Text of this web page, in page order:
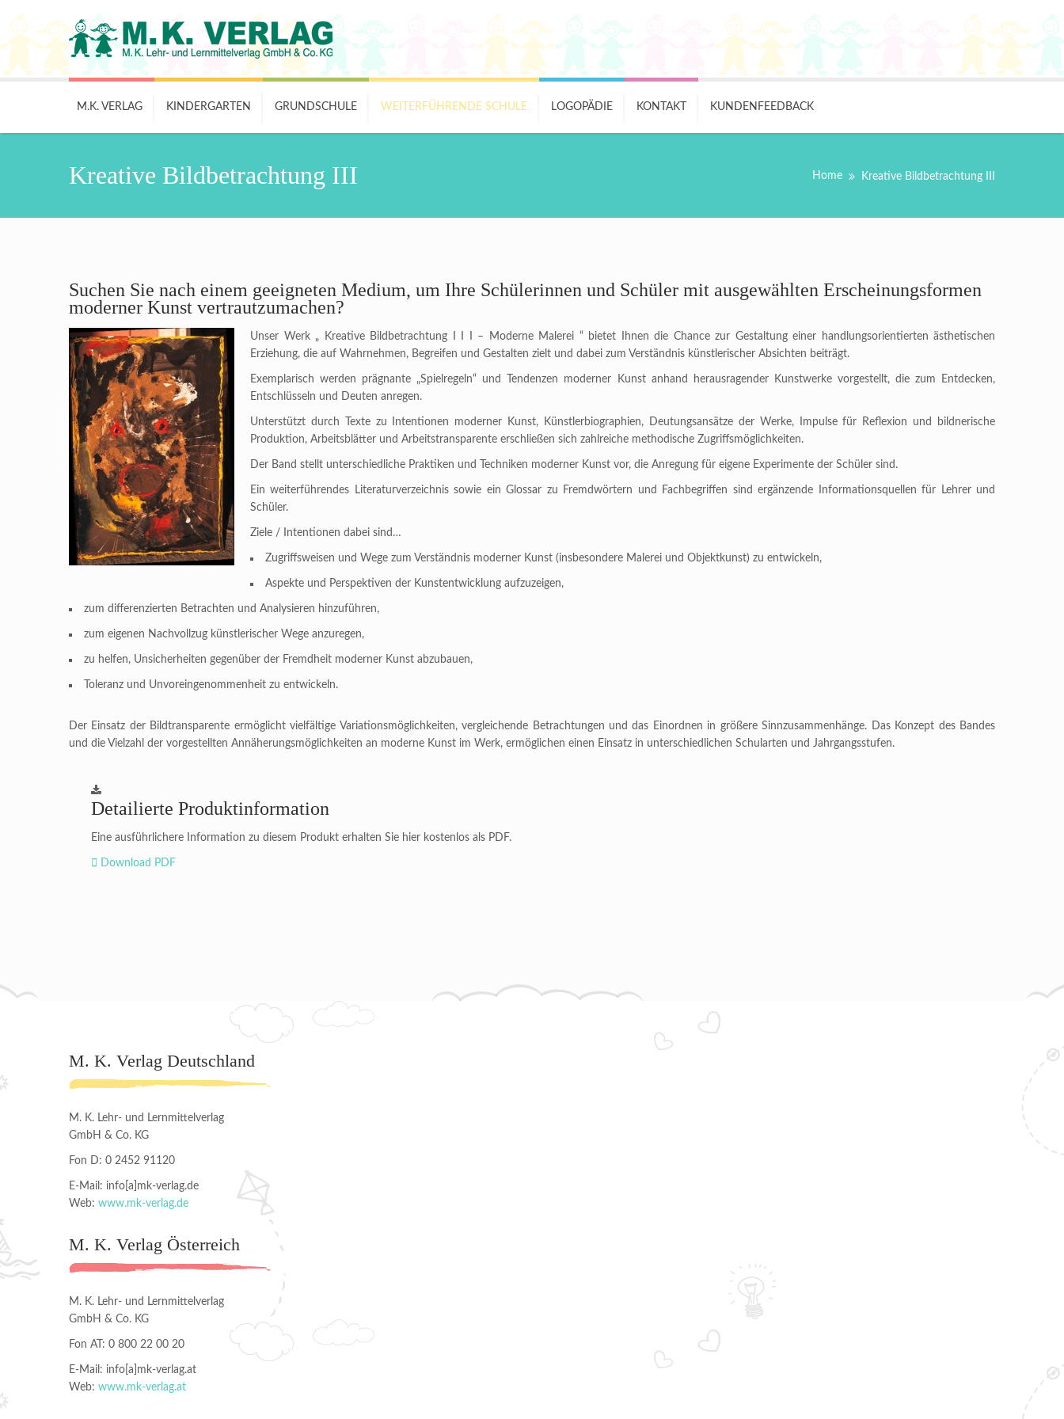
M.K. VERLAG KINDERGARTEN GRUNDSCHULE WEITERFÜHRENDE SCHULE LOGOPÄDIE KONTAKT KUNDENFEEDBACK
Kreative Bildbetrachtung III Home Kreative Bildbetrachtung III
Suchen Sie nach einem geeigneten Medium, um Ihre Schülerinnen und Schüler mit ausgewählten Erscheinungsformen
moderner Kunst vertrautzumachen?
Unser Werk „ Kreative Bildbetrachtung I I I – Moderne Malerei “ bietet Ihnen die Chance zur Gestaltung einer handlungsorientierten ästhetischen
Erziehung, die auf Wahrnehmen, Begreifen und Gestalten zielt und dabei zum Verständnis künstlerischer Absichten beiträgt.
Exemplarisch werden prägnante „Spielregeln“ und Tendenzen moderner Kunst anhand herausragender Kunstwerke vorgestellt, die zum Entdecken,
Entschlüsseln und Deuten anregen.
Unterstützt durch Texte zu Intentionen moderner Kunst, Künstlerbiographien, Deutungsansätze der Werke, Impulse für Reflexion und bildnerische
Produktion, Arbeitsblätter und Arbeitstransparente erschließen sich zahlreiche methodische Zugriffsmöglichkeiten.
Der Band stellt unterschiedliche Praktiken und Techniken moderner Kunst vor, die Anregung für eigene Experimente der Schüler sind.
Ein weiterführendes Literaturverzeichnis sowie ein Glossar zu Fremdwörtern und Fachbegriffen sind ergänzende Informationsquellen für Lehrer und
Schüler.
Ziele / Intentionen dabei sind…
Zugriffsweisen und Wege zum Verständnis moderner Kunst (insbesondere Malerei und Objektkunst) zu entwickeln,
Aspekte und Perspektiven der Kunstentwicklung aufzuzeigen,
zum differenzierten Betrachten und Analysieren hinzuführen,
zum eigenen Nachvollzug künstlerischer Wege anzuregen,
zu helfen, Unsicherheiten gegenüber der Fremdheit moderner Kunst abzubauen,
Toleranz und Unvoreingenommenheit zu entwickeln.
Der Einsatz der Bildtransparente ermöglicht vielfältige Variationsmöglichkeiten, vergleichende Betrachtungen und das Einordnen in größere Sinnzusammenhänge. Das Konzept des Bandes
und die Vielzahl der vorgestellten Annäherungsmöglichkeiten an moderne Kunst im Werk, ermöglichen einen Einsatz in unterschiedlichen Schularten und Jahrgangsstufen.
Detailierte Produktinformation
Eine ausführlichere Information zu diesem Produkt erhalten Sie hier kostenlos als PDF.
Download PDF
M. K. Verlag Deutschland
M. K. Lehr- und Lernmittelverlag
GmbH & Co. KG
Fon D: 0 2452 91120
E-Mail: info[a]mk-verlag.de
Web: www.mk-verlag.de
M. K. Verlag Österreich
M. K. Lehr- und Lernmittelverlag
GmbH & Co. KG
Fon AT: 0 800 22 00 20
E-Mail: info[a]mk-verlag.at
Web: www.mk-verlag.at